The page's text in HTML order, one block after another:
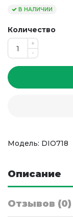
В НАЛИЧИИ
Количество
+
-
Модель: DIO718
Описание
Отзывов (0)